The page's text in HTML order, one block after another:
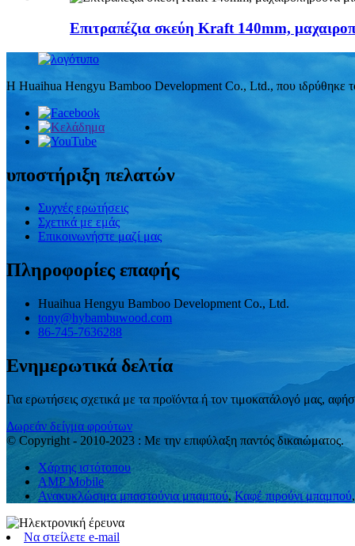
Επιτραπέζια σκεύη Kraft 140mm,
Η Huaihua Hengyu Bamboo Development Co., Ltd., που ιδρύθηκε το
υποστήριξη πελατών
Συχνές ερωτήσεις
Σχετικά με εμάς
Επικοινωνήστε μαζί μας
Πληροφορίες επαφής
Huaihua Hengyu Bamboo Development Co., Ltd.
tony@hybambuwood.com
86-745-7636288
Ενημερωτικά δελτία
Για ερωτήσεις σχετικά με τα προϊόντα ή τον τιμοκατάλογό μας,
Δωρεάν δείγμα φρούτων
© Copyright - 2010-2023 : Με την επιφύλαξη παντός δικαιώματος.
Χάρτης ιστότοπου
AMP Mobile
Ανακυκλώσιμα μπαστούνια μπαμπού,Καφέ πιρούνι μπαμπού
Να στείλετε e-mail